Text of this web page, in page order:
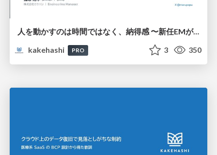
人を動かすのは時間ではなく、納得感 〜新任EMが入社3ヶ月、組織を2回変えた話〜
kakehashi
PRO 3 350